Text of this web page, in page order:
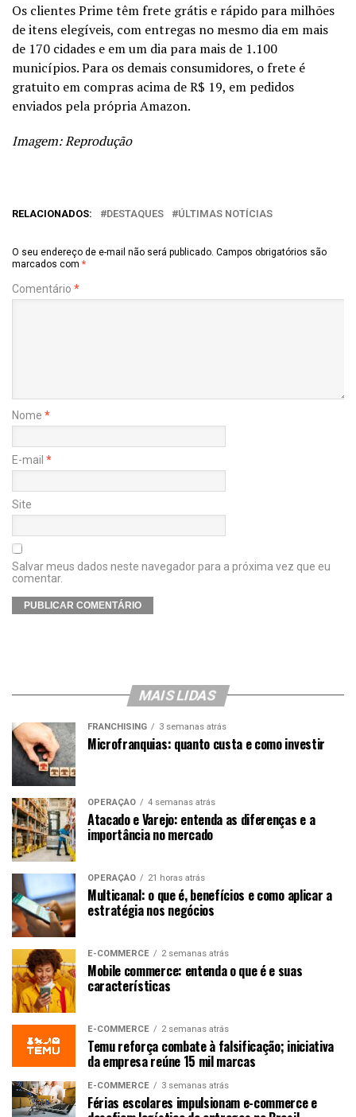
Os clientes Prime têm frete grátis e rápido para milhões
de itens elegíveis, com entregas no mesmo dia em mais
de 170 cidades e em um dia para mais de 1.100
municípios. Para os demais consumidores, o frete é
gratuito em compras acima de R$ 19, em pedidos
enviados pela própria Amazon.
Imagem: Reprodução
RELACIONADOS: DESTAQUES ÚLTIMAS NOTÍCIAS
O seu endereço de e-mail não será publicado. Campos obrigatórios são
marcados com *
Comentário *
Nome *
E-mail *
Site
Salvar meus dados neste navegador para a próxima vez que eu
comentar.
MAIS LIDAS
FRANCHISING 3 semanas atrás
Microfranquias: quanto custa e como investir
OPERAÇÃO 4 semanas atrás
Atacado e Varejo: entenda as diferenças e a
importância no mercado
OPERAÇÃO 21 horas atrás
Multicanal: o que é, benefícios e como aplicar a
estratégia nos negócios
E-COMMERCE 2 semanas atrás
Mobile commerce: entenda o que é e suas
características
E-COMMERCE 2 semanas atrás
Temu reforça combate à falsificação; iniciativa
da empresa reúne 15 mil marcas
E-COMMERCE 3 semanas atrás
Férias escolares impulsionam e-commerce e